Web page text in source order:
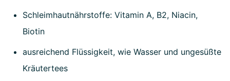
Schleimhautnährstoffe: Vitamin A, B2, Niacin,
Biotin
ausreichend Flüssigkeit, wie Wasser und ungesüßte
Kräutertees